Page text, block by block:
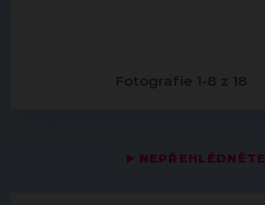
▶ NEPŘEHLÉDNĚTE
Fotografie 1-8 z 18